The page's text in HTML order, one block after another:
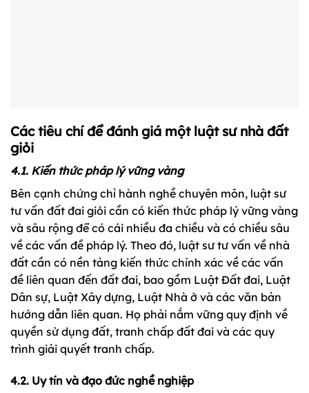
Các tiêu chí để đánh giá một luật sư nhà đất
giỏi
4.1. Kiến thức pháp lý vững vàng
Bên cạnh chứng chỉ hành nghề chuyên môn, luật sư
tư vấn đất đai giỏi cần có kiến thức pháp lý vững vàng
và sâu rộng để có cái nhiều đa chiều và có chiều sâu
về các vấn đề pháp lý. Theo đó, luật sư tư vấn về nhà
đất cần có nền tảng kiến thức chính xác về các vấn
đề liên quan đến đất đai, bao gồm Luật Đất đai, Luật
Dân sự, Luật Xây dựng, Luật Nhà ở và các văn bản
hướng dẫn liên quan. Họ phải nắm vững quy định về
quyền sử dụng đất, tranh chấp đất đai và các quy
trình giải quyết tranh chấp.
4.2. Uy tín và đạo đức nghề nghiệp